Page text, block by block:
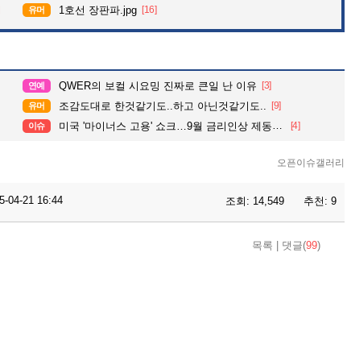
유머 1호선 장판파.jpg [16]
연예 QWER의 보컬 시요밍 진짜로 큰일 난 이유 [3]
유머 조감도대로 한것같기도..하고 아닌것같기도.. [9]
이슈 미국 '마이너스 고용' 쇼크…9월 금리인상 제동 걸리나 [4]
오픈이슈갤러리
04-21 16:44 조회: 14,549 추천: 9
목록 댓글(99)